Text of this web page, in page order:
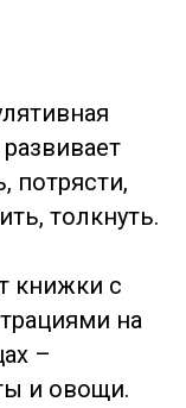
потрясти,
толкнуть.
книжки с
на
–
и овощи.